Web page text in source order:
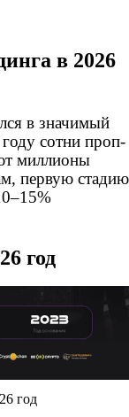
в 2026
в значимый
сотни проп-
миллионы
первую стадию
год
год